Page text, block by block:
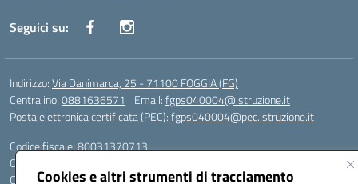
Cookies e altri strumenti di tracciamento
Seguici su:
Indirizzo:Via Danimarca, 25 - 71100 FOGGIA (FG)
Centralino:0881636571 Email:fgps040004@istruzione.it
Posta elettronica certificata (PEC):fgps040004@pec.istruzione.it
Codice fiscale: 80031370713
Codice meccanografico:
Codice Indice delle Pubbliche Amministrazioni (IPA): istsc_fgps040004